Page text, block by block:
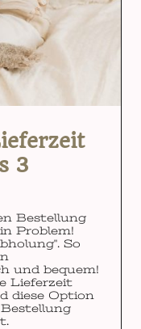
3
Bestellung
Problem!
So
und bequem!
Lieferzeit
diese Option